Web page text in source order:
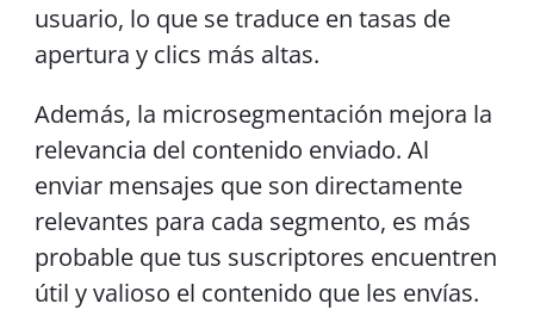
usuario, lo que se traduce en tasas de
apertura y clics más altas.
Además, la microsegmentación mejora la
relevancia del contenido enviado. Al
enviar mensajes que son directamente
relevantes para cada segmento, es más
probable que tus suscriptores encuentren
útil y valioso el contenido que les envías.